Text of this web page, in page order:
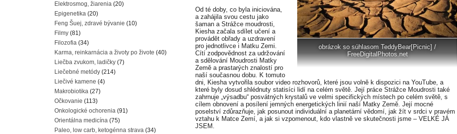
obrázok so súhlasom TeddyBear[Picnic] /
FreeDigitalPhotos.net
Od té doby, co byla iniciována,
a zahájila svou cestu jako
šaman a Strážce moudrosti,
Kiesha začala sdílet učení a
provádět obřady a uzdravení
pro jednotlivce i Matku Zemi.
Cítí zodpovědnost za udržování
a sdělování Moudrosti Matky
Země a prastarých znalostí pro
naší současnou dobu. K tomuto
dni, Kiesha vytvořila soubor video rozhovorů, které jsou volně k dispozici na YouTube, a
které byly dosud shlédnuty statisíci lidí na celém světě. Její práce Strážce Moudrosti také
zahrnuje „výsadbu“ posvátných krystalů ve velmi specifických místech po celém světě, s
cílem obnovení a posílení jemných energetických linií naší Matky Země. Její mocné
poselství zdůrazňuje, jak posunout individuální a planetární vědomí, jak žít v srdci v pravém
vztahu k Matce Zemí, a jak si vzpomenout, kdo vlastně ve skutečnosti jsme – VELKÉ JÁ
JSEM.
Elektrosmog, žiarenia (20)
Epigenetika (20)
Feng Šuej, zdravé bývanie (10)
Filmy (81)
Filozofia (34)
Karma, reinkarnácia a životy po živote (40)
Liečba zvukom, ladičky (7)
Liečebné metódy (214)
Liečivé kamene (4)
Makrobiotika (27)
Očkovanie (113)
Onkologické ochorenia (91)
Orientálna medicína (75)
Paleo, low carb, ketogénna strava (34)